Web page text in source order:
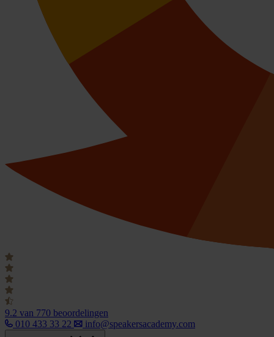
9.2 van 770 beoordelingen
010 433 33 22
info@speakersacademy.com